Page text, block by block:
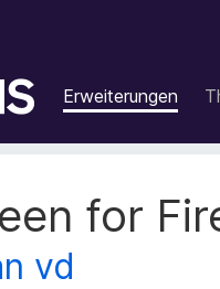
Erweiterungen
for
vd